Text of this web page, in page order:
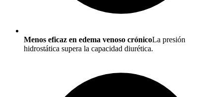
Menos eficaz en edema venoso crónicoLa presión
hidrostática supera la capacidad diurética.